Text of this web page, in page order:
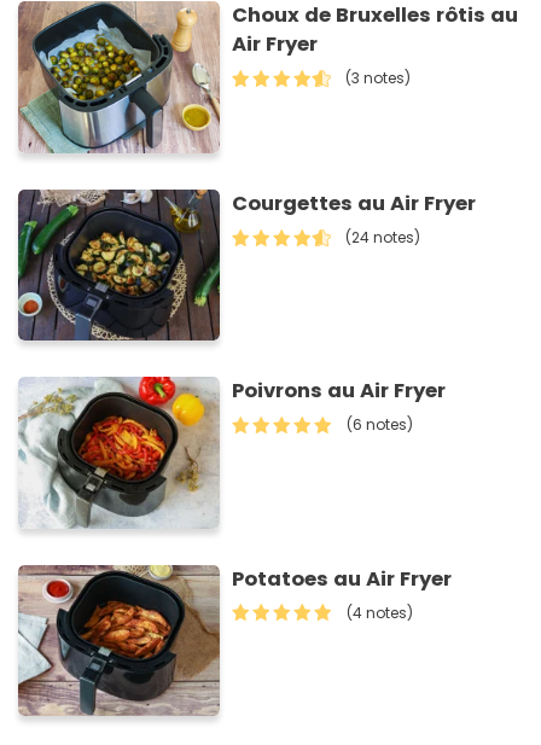
Choux de Bruxelles rôtis au
Air Fryer
(3 notes)
Courgettes au Air Fryer
(24 notes)
Poivrons au Air Fryer
(6 notes)
Potatoes au Air Fryer
(4 notes)